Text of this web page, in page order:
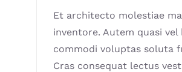
Et architecto molestiae
inventore. Autem quasi vel
commodi voluptas soluta
Cras consequat lectus